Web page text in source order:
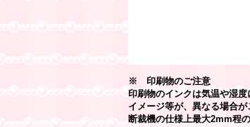
※ 印刷物のご注意
印刷物のインクは気温や湿
イメージ等が、異なる場合が
断裁機の仕様上最大2mm程